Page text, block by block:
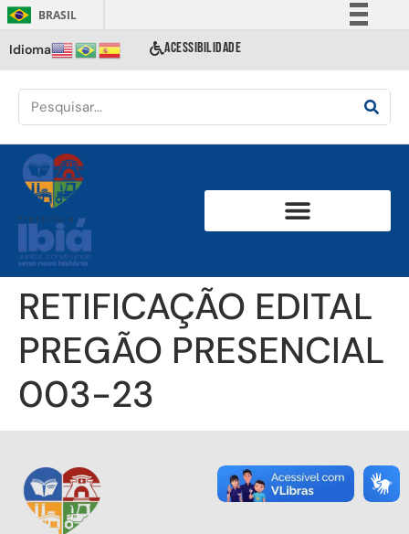
BRASIL
Comunica BR
Acesso à informação
Idioma ACESSIBILIDADE
RETIFICAÇÃO EDITAL
PREGÃO PRESENCIAL
003-23